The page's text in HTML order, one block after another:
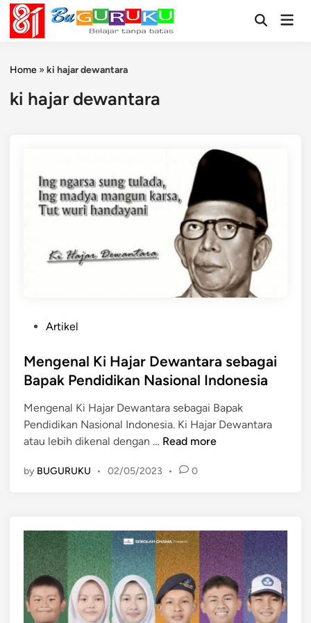
Skip
content
OpenMain
Home » ki hajar dewantara
ki hajar dewantara
s
t
d
i
n
Artikel
Mengenal Ki Hajar Dewantara sebagai
Bapak Pendidikan Nasional Indonesia
Mengenal Ki Hajar Dewantara sebagai Bapak
Pendidikan Nasional Indonesia. Ki Hajar Dewantara
atau lebih dikenal dengan … M
a
l
K
i
H
Read more
by BUGURUKU • 02/05/2023 • 0